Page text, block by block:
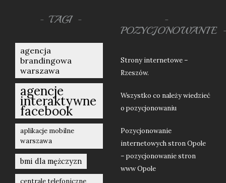
TAGI
agencja
brandingowa
warszawa
agencje
interaktywne
facebook
aplikacje mobilne
warszawa
bmi dla mężczyzn
POZYCJONOWANIE
Strony internetowe –
Rzeszów.
Wszystko co należy wiedzieć
o pozycjonowaniu
Pozycjonowanie
internetowych stron Opole
– pozycjonowanie stron
www Opole